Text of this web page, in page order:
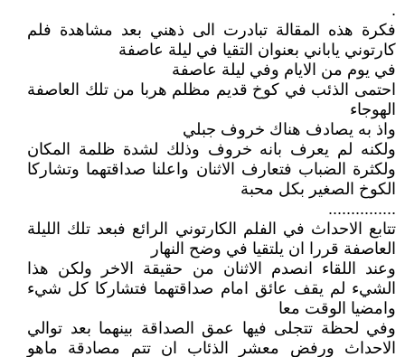
.
فكرة هذه المقالة تبادرت الى ذهني بعد مشاهدة فلم
كارتوني ياباني بعنوان التقيا في ليلة عاصفة
في يوم من الايام وفي ليلة عاصفة
احتمى الذئب في كوخ قديم مظلم هربا من تلك العاصفة
الهوجاء
واذ به يصادف هناك خروف جبلي
ولكنه لم يعرف بانه خروف وذلك لشدة ظلمة المكان
ولكثرة الضباب فتعارف الاثنان واعلنا صداقتهما وتشاركا
الكوخ الصغير بكل محبة
...............
تتابع الاحداث في الفلم الكارتوني الرائع فبعد تلك الليلة
العاصفة قررا ان يلتقيا في وضح النهار
وعند اللقاء انصدم الاثنان من حقيقة الاخر ولكن هذا
الشيء لم يقف عائق امام صداقتهما فتشاركا كل شيء
وامضيا الوقت معا
وفي لحظة تتجلى فيها عمق الصداقة بينهما بعد توالي
الاحداث ورفض معشر الذئاب ان تتم مصادقة ماهو